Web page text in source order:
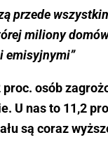
przede
miliony
emisyjnymi”
proc. osób
U nas to 11,2
są coraz